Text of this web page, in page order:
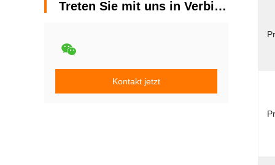
Treten Sie mit uns in Verbindung
Kontakt jetzt